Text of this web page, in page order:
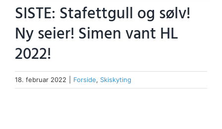
SISTE: Stafettgull og sølv!
Ny seier! Simen vant HL
2022!
18. februar 2022 Forside, Skiskyting